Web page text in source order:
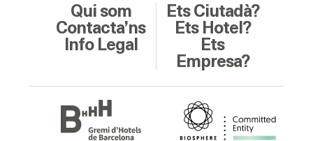
Qui som
Contacta’ns
Info Legal
Ets Ciutadà?
Ets Hotel?
Ets
Empresa?